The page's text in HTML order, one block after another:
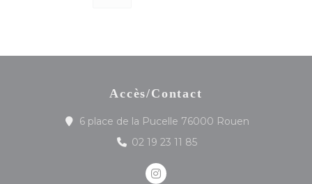
Accès/Contact
6 place de la Pucelle 76000 Rouen((ouvre une
02 19 23 11 85
Instagram ((ouvre une